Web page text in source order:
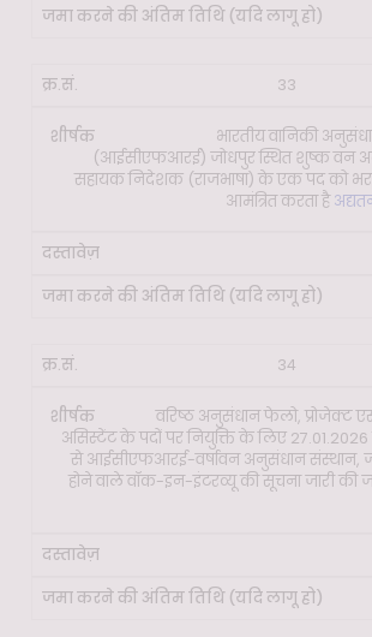
33
भारतीय वानिकी
(आईसीएफआरई) जोधपुर स्थित शुष्क वन
सहायक निदेशक (राजभाषा) के एक पद को
आमंत्रित करता है
34
वरिष्ठ अनुसंधान फेलो, प्रोजेक्ट
असिस्टेंट के पदों पर नियुक्ति के लिए
से आईसीएफआरई-वर्षावन अनुसंधान संस्थान,
होने वाले वॉक-इन-इंटरव्यू की सूचना जारी की